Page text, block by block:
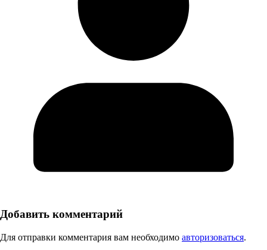
Добавить комментарий
Для отправки комментария вам необходимо авторизоваться.